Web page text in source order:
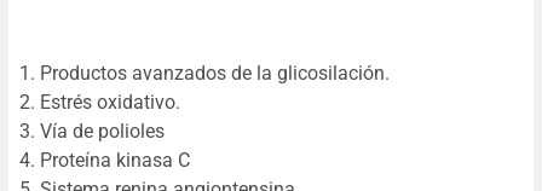
Productos avanzados de la glicosilación.
Estrés oxidativo.
Vía de polioles
Proteína kinasa C